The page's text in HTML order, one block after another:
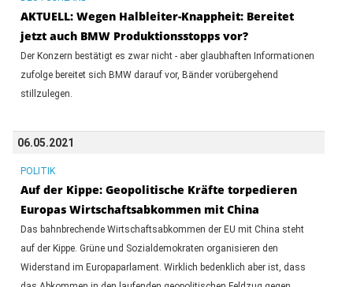
AKTUELL: Wegen Halbleiter-Knappheit: Bereitet
jetzt auch BMW Produktionsstopps vor?
Der Konzern bestätigt es zwar nicht - aber glaubhaften Informationen
zufolge bereitet sich BMW darauf vor, Bänder vorübergehend
stillzulegen.
06.05.2021
POLITIK
Auf der Kippe: Geopolitische Kräfte torpedieren
Europas Wirtschaftsabkommen mit China
Das bahnbrechende Wirtschaftsabkommen der EU mit China steht
auf der Kippe. Grüne und Sozialdemokraten organisieren den
Widerstand im Europaparlament. Wirklich bedenklich aber ist, dass